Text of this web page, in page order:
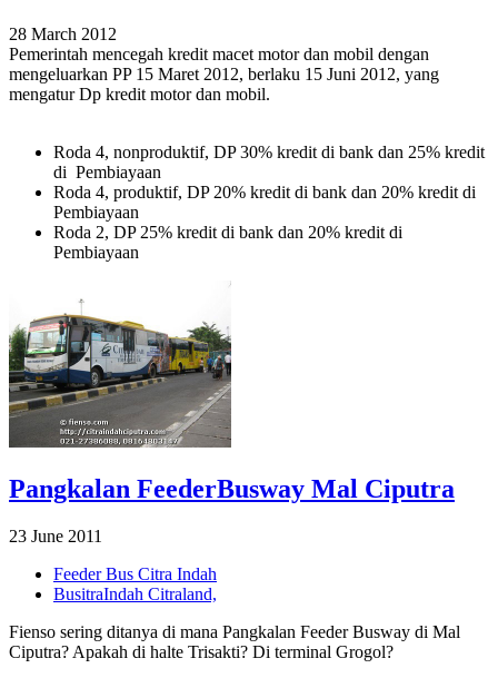
28 March 2012
Pemerintah mencegah kredit macet motor dan mobil dengan
mengeluarkan PP 15 Maret 2012, berlaku 15 Juni 2012, yang
mengatur Dp kredit motor dan mobil.
Roda 4, nonproduktif, DP 30% kredit di bank dan 25% kredit
di Pembiayaan
Roda 4, produktif, DP 20% kredit di bank dan 20% kredit di
Pembiayaan
Roda 2, DP 25% kredit di bank dan 20% kredit di
Pembiayaan
Pangkalan FeederBusway Mal Ciputra
23 June 2011
Feeder Bus Citra Indah
BusitraIndah Citraland,
Fienso sering ditanya di mana Pangkalan Feeder Busway di Mal
Ciputra? Apakah di halte Trisakti? Di terminal Grogol?